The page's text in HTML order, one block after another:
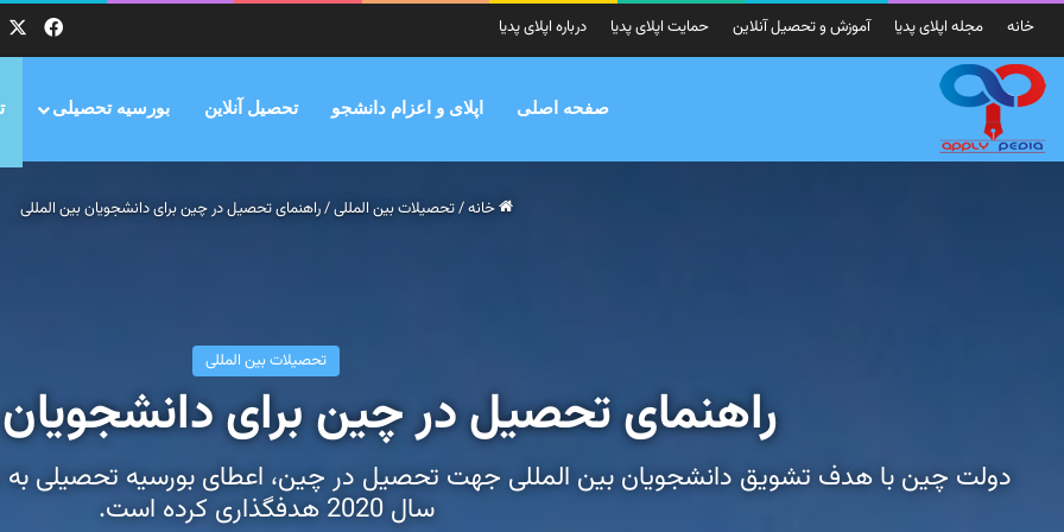
خانه مجله اپلای پدیا آموزش و تحصیل آنلاین حمایت اپلای پدیا درباره اپلای پدیا
صفحه اصلی اپلای و اعزام دانشجو تحصیل آنلاین بورسیه تحصیلی
خانه/تحصیلات بین المللی/راهنمای تحصیل در چین برای دانشجویان بین المللی
تحصیلات بین المللی
راهنمای تحصیل در چین برای دانشجویان
سال 2020 هدفگذاری کرده است.